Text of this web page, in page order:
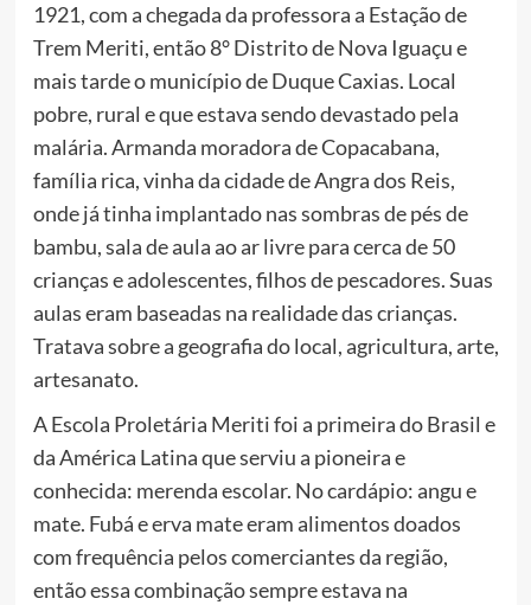
1921, com a chegada da professora a Estação de
Trem Meriti, então 8° Distrito de Nova Iguaçu e
mais tarde o município de Duque Caxias. Local
pobre, rural e que estava sendo devastado pela
malária. Armanda moradora de Copacabana,
família rica, vinha da cidade de Angra dos Reis,
onde já tinha implantado nas sombras de pés de
bambu, sala de aula ao ar livre para cerca de 50
crianças e adolescentes, filhos de pescadores. Suas
aulas eram baseadas na realidade das crianças.
Tratava sobre a geografia do local, agricultura, arte,
artesanato.
A Escola Proletária Meriti foi a primeira do Brasil e
da América Latina que serviu a pioneira e
conhecida: merenda escolar. No cardápio: angu e
mate. Fubá e erva mate eram alimentos doados
com frequência pelos comerciantes da região,
então essa combinação sempre estava na